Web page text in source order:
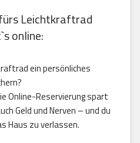
Leichtkraftrad
online:
ein persönliches
Online-Reservierung spart
Geld und Nerven – und du
Haus zu verlassen.